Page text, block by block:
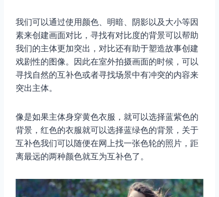
我们可以通过使用颜色、明暗、阴影以及大小等因
素来创建画面对比，寻找有对比度的背景可以帮助
我们的主体更加突出，对比还有助于塑造故事创建
戏剧性的图像。因此在室外拍摄画面的时候，可以
寻找自然的互补色或者寻找场景中有冲突的内容来
突出主体。
像是如果主体身穿黄色衣服，就可以选择蓝紫色的
背景，红色的衣服就可以选择蓝绿色的背景，关于
互补色我们可以随便在网上找一张色轮的照片，距
离最远的两种颜色就互为互补色了。